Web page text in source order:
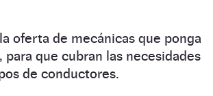
oferta de mecánicas que ponga
para que cubran las necesidades
de conductores.